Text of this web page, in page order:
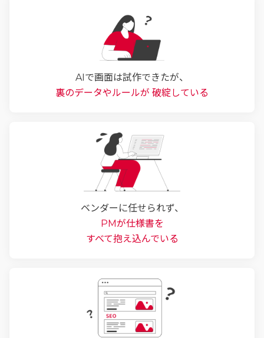
AIで画面は試作できたが、
裏のデータやルールが 破綻している
ベンダーに任せられず、
PMが仕様書を
すべて抱え込んでいる